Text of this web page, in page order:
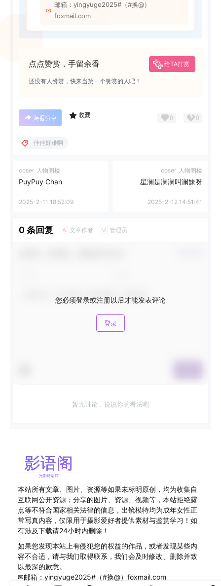
✉
邮箱：yingyuge2025#（#换@）
foxmail.com
点点赞赏，手留余香 给TA打赏
还没有人赞赏，快来当第一个赞赏的人吧！
海报分享 收藏 0 0
佳佳好难啊
coser 人物阁楼
PuyPuy Chan
2025-2-11 18:52:09
coser 人物阁楼
星澜是澜澜叫澜妹呀
2025-2-12 14:51:41
0 条回复 A 文章作者 M 管理员
您必须登录或注册以后才能发表评论
登录
暂无讨论，说说你的看法吧
本站所有文章、图片、资源等如果未标明原创，均为收集自
互联网公开资源；分享的图片、资源、视频等，本站拒绝露
点等不符合国家相关法律的信息，出镜模特均为成年女性正
常写真内容，仅限用于摄影爱好者提供素材与鉴赏学习！如
有涉及下载请24小时内删除！
如果您发现本站上有侵犯您的权益的作品，或者发现某些内
容不合适，请与我们取得联系，我们会及时修改、删除并致
以最深的歉意。
✉邮箱：yingyuge2025#（#换@）foxmail.com